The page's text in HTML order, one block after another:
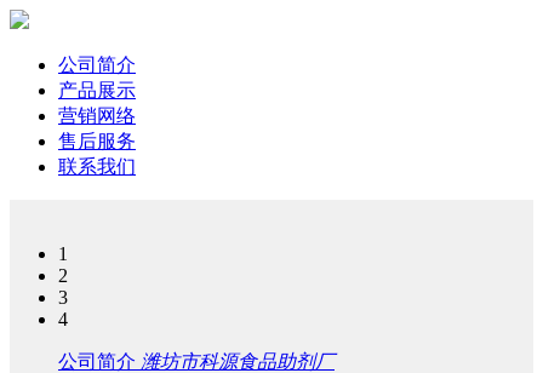
公司简介
产品展示
营销网络
售后服务
联系我们
1
2
3
4
公司简介 潍坊市科源食品助剂厂